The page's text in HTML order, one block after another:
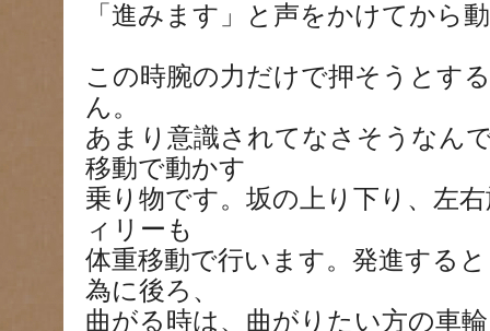
「進みます」と声をかけてから
この時腕の力だけで押そうとす
ん。
あまり意識されてなさそうなん
移動で動かす
乗り物です。坂の上り下り、左
ィリーも
体重移動で行います。発進する
為に後ろ、
曲がる時は、曲がりたい方の車